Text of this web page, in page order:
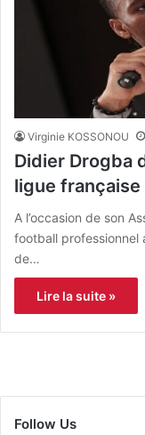
Virginie KOSSONOU
Didier Drogba
ligue
A l’occasion de son
football professionnel
de…
Lire la suite »
Follow Us